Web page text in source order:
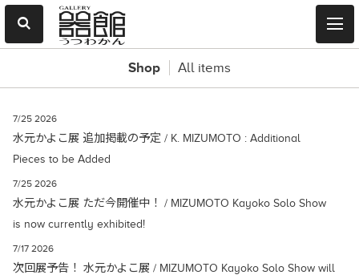
Shop All items
7/25 2026
水元かよこ展 追加掲載の予定 / K. MIZUMOTO : Additional
Pieces to be Added
7/25 2026
水元かよこ展 ただ今開催中！ / MIZUMOTO Kayoko Solo Show
is now currently exhibited!
7/17 2026
次回展予告！ 水元かよこ展 / MIZUMOTO Kayoko Solo Show will